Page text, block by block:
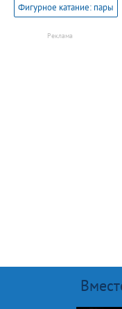
Фигурное катание: пары